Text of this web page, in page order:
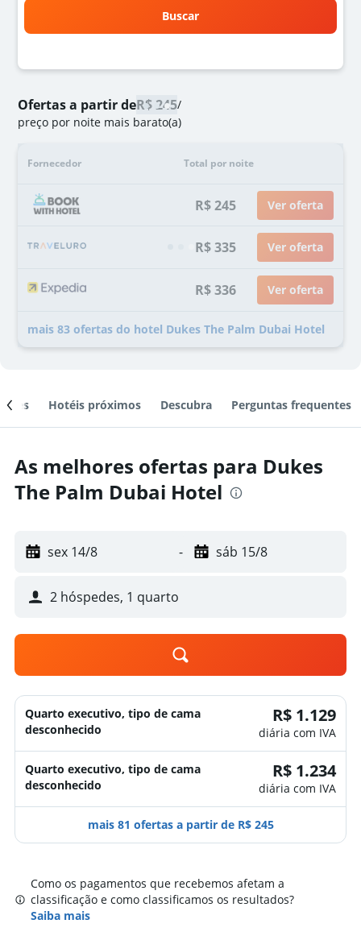
Buscar
Ofertas a partir deR$ 245/
preço por noite mais barato(a)
Fornecedor Total por noite
R$ 245 Ver oferta
R$ 335 Ver oferta
R$ 336 Ver oferta
mais 83 ofertas do hotel Dukes The Palm Dubai Hotel
Hotéis próximos Descubra Perguntas frequentes
As melhores ofertas para Dukes
The Palm Dubai Hotel
sex 14/8 - sáb 15/8
2 hóspedes, 1 quarto
Quarto executivo, tipo de cama
desconhecido
R$ 1.129
diária com IVA
Quarto executivo, tipo de cama
desconhecido
R$ 1.234
diária com IVA
mais 81 ofertas a partir de R$ 245
Como os pagamentos que recebemos afetam a
classificação e como classificamos os resultados?
Saiba mais